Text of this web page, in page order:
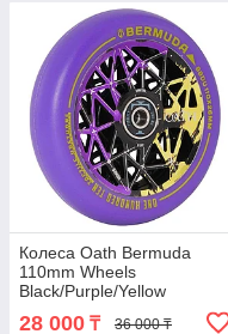
Колеса Oath Bermuda
110mm Wheels
Black/Purple/Yellow
28 000 ₸ 36 000 ₸